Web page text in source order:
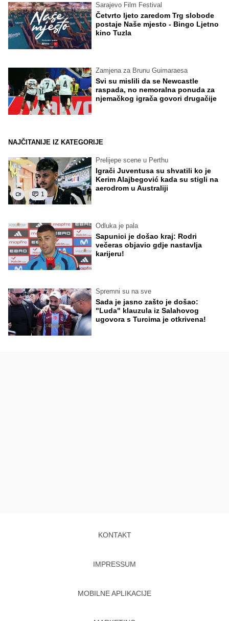
Sarajevo Film Festival
Četvrto ljeto zaredom Trg slobode
postaje Naše mjesto - Bingo Ljetno
kino Tuzla
Zamjena za Brunu Guimaraesa
Svi su mislili da se Newcastle
raspada, no nemoralna ponuda za
njemačkog igrača govori drugačije
NAJČITANIJE IZ KATEGORIJE
1
Prelijepe scene u Perthu
Igrači Juventusa su shvatili ko je
Kerim Alajbegović kada su stigli na
aerodrom u Australiji
Odluka je pala
Sapunici je došao kraj: Rodri
večeras objavio gdje nastavlja
karijeru!
Spremni su na sve
Sada je jasno zašto je došao:
"Luda" klauzula iz Salahovog
ugovora s Turcima je otkrivena!
KONTAKT
IMPRESSUM
MOBILNE APLIKACIJE